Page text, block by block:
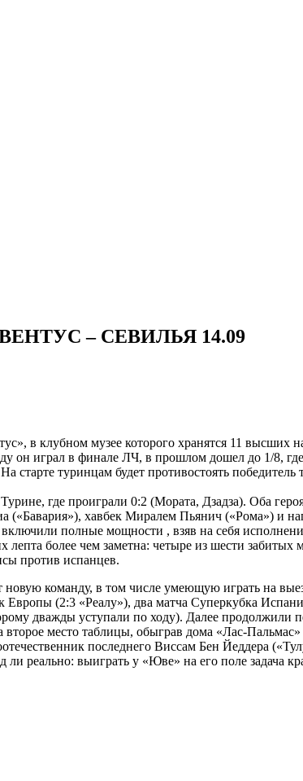
– СЕВИЛЬЯ 14.09
в клубном музее которого хранятся 11 высших
он играл в финале ЛЧ, в прошлом дошел до 1/8,
старте туринцам будет противостоять
где проиграли 0:2 (Мората, Дзадза). Оба
(«Бавария»), хавбек Миралем Пьянич («Рома») и
полные мощности , взяв на себя
более чем заметна: четыре из шести забитых
против испанцев.
команду, в том числе умеющую играть на
(2:3 «Реалу»), два матча Суперкубка
дважды уступали по ходу). Далее
второе место таблицы, обыграв дома «Лас-
последнего Виссам Бен Йеддера
реально: выиграть у «Юве» на его поле задача